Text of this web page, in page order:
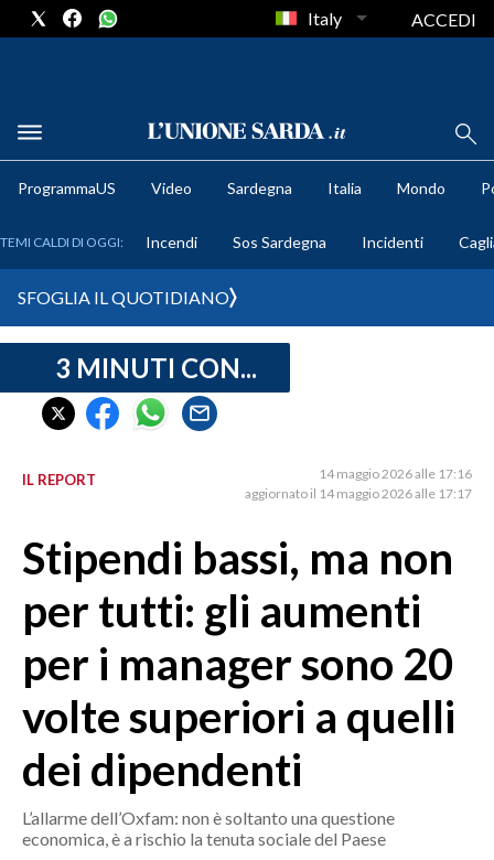
METEO
CRONACA SARDEGNA
CAGLIARI
SULCIS IGLESIENTE
SASSARI E PROVINCIA
GALLURA
NUORO E PROVINCIA
OGLIASTRA
AGENDA
CRONACA
ITALIA
MONDO
Italy ACCEDI
ProgrammaUS Video Sardegna Italia Mondo
TEMI CALDI DI OGGI: Incendi Sos Sardegna Incidenti
SFOGLIA IL QUOTIDIANO
3 MINUTI CON...
IL REPORT
14 maggio 2026 alle 17:16
aggiornato il 14 maggio 2026 alle 17:17
Stipendi bassi, ma non
per tutti: gli aumenti
per i manager sono 20
volte superiori a quelli
dei dipendenti
L’allarme dell’Oxfam: non è soltanto una questione
economica, è a rischio la tenuta sociale del Paese